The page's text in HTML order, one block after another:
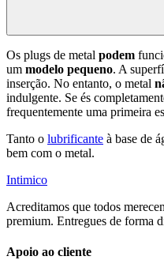
Os plugs de metal podem
um modelo pequeno. A
inserção. No entanto, o metal
indulgente. Se és
frequentemente uma primeira
Tanto o lubrificante à base de
bem com o metal.
Intimico
Acreditamos que todos
premium. Entregues de forma
Apoio ao cliente